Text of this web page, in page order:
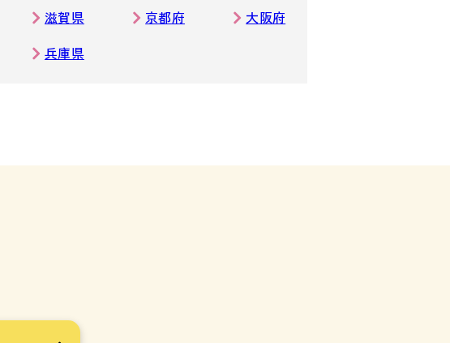
滋賀県 京都府
大阪府
兵庫県